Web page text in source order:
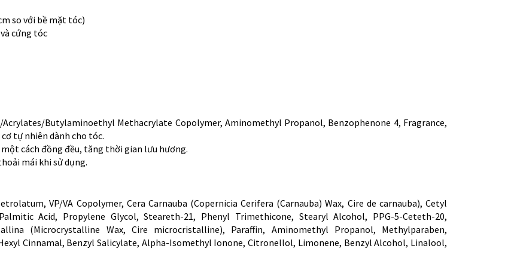
so với bề mặt tóc)
cứng tóc
Butylaminoethyl Methacrylate Copolymer, Aminomethyl Propanol, Benzophenone 4, Fragrance,
tự nhiên dành cho tóc.
cách đồng đều, tăng thời gian lưu hương.
mái khi sử dụng.
VP/VA Copolymer, Cera Carnauba (Copernicia Cerifera (Carnauba) Wax, Cire de carnauba), Cetyl
Acid, Propylene Glycol, Steareth-21, Phenyl Trimethicone, Stearyl Alcohol, PPG-5-Ceteth-20,
(Microcrystalline Wax, Cire microcristalline), Paraffin, Aminomethyl Propanol, Methylparaben,
Cinnamal, Benzyl Salicylate, Alpha-Isomethyl Ionone, Citronellol, Limonene, Benzyl Alcohol, Linalool,